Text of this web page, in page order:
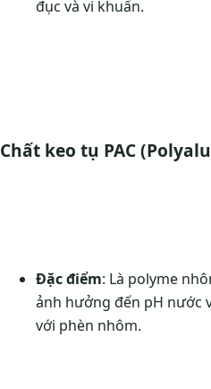
đục và vi khuẩn.
Chất keo tụ PAC
Đặc điểm: Là polyme
ảnh hưởng đến pH nước
với phèn nhôm.